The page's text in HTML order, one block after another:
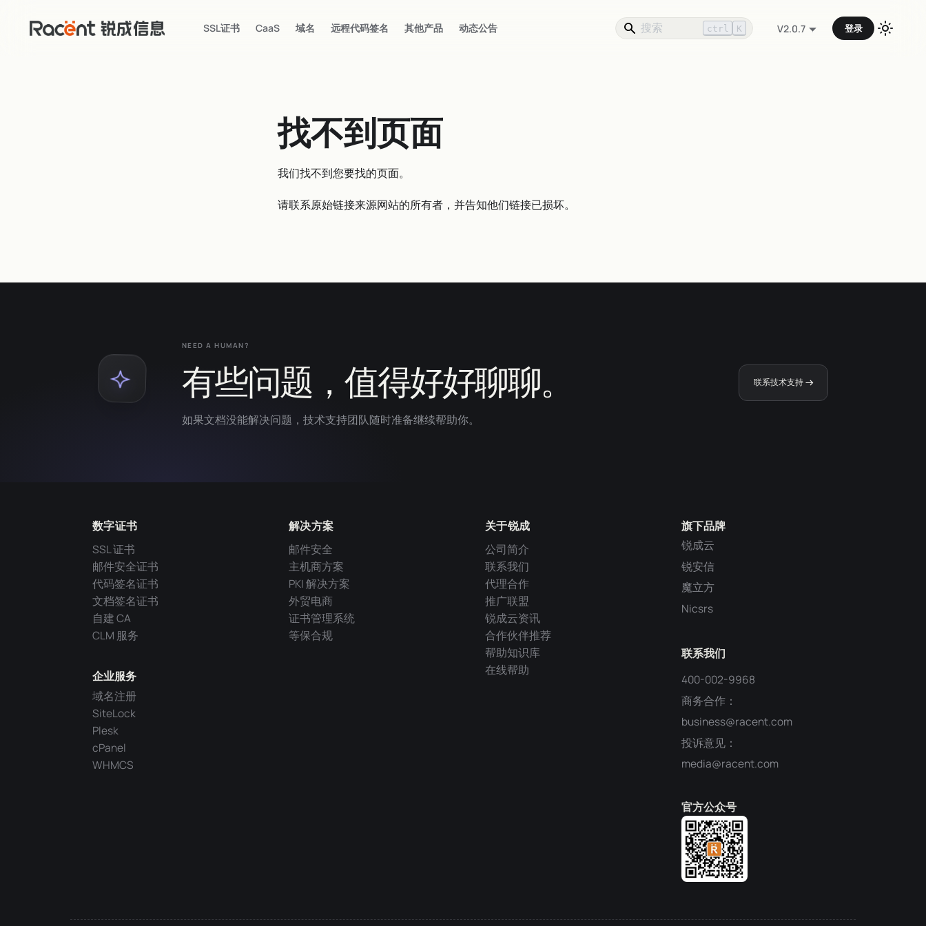
SSL证书 CaaS 域名 远程代码签名 其他产品 动态公告 ctrl K V2.0.7 登录
找不到页面
我们找不到您要找的页面。
请联系原始链接来源网站的所有者，并告知他们链接已损坏。
NEED A HUMAN?
有些问题，值得好好聊聊。
如果文档没能解决问题，技术支持团队随时准备继续帮助你。
联系技术支持
旗下品牌
锐成云
锐安信
魔立方
Nicsrs
联系我们
400-002-9968
商务合作：
business@racent.com
投诉意见：
media@racent.com
官方公众号
数字证书
SSL 证书
邮件安全证书
代码签名证书
文档签名证书
自建 CA
CLM 服务
企业服务
域名注册
SiteLock
Plesk
cPanel
WHMCS
解决方案
邮件安全
主机商方案
PKI 解决方案
外贸电商
证书管理系统
等保合规
关于锐成
公司简介
联系我们
代理合作
推广联盟
锐成云资讯
合作伙伴推荐
帮助知识库
在线帮助